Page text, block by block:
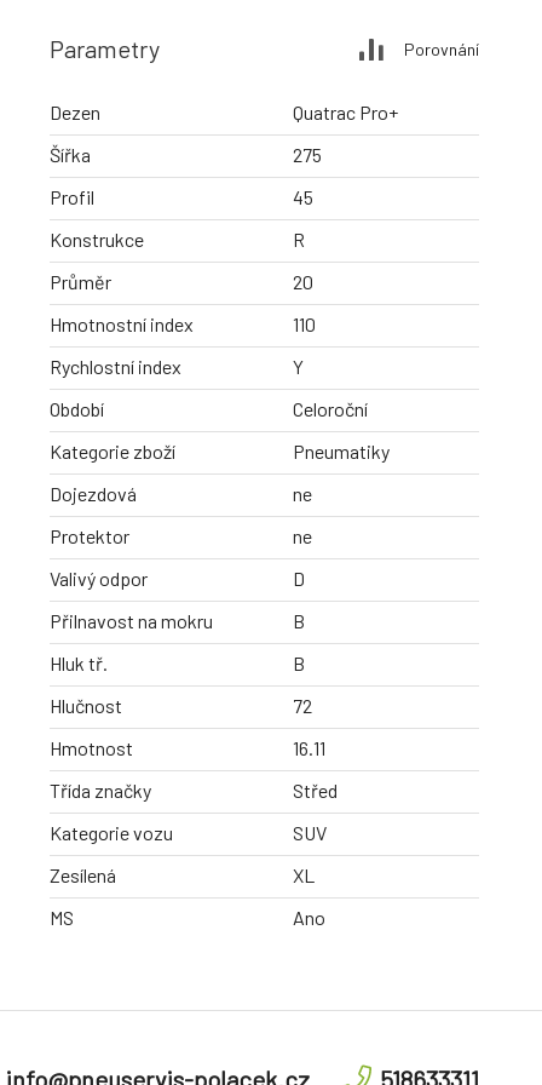
Parametry Porovnání
Dezen
Quatrac Pro+
Šířka
275
Profil
45
Konstrukce
R
Průměr
20
Hmotnostní index
110
Rychlostní index
Y
Období
Celoroční
Kategorie zboží
Pneumatiky
Dojezdová
ne
Protektor
ne
Valivý odpor
D
Přilnavost na mokru
B
Hluk tř.
B
Hlučnost
72
Hmotnost
16.11
Třída značky
Střed
Kategorie vozu
SUV
Zesílená
XL
MS
Ano